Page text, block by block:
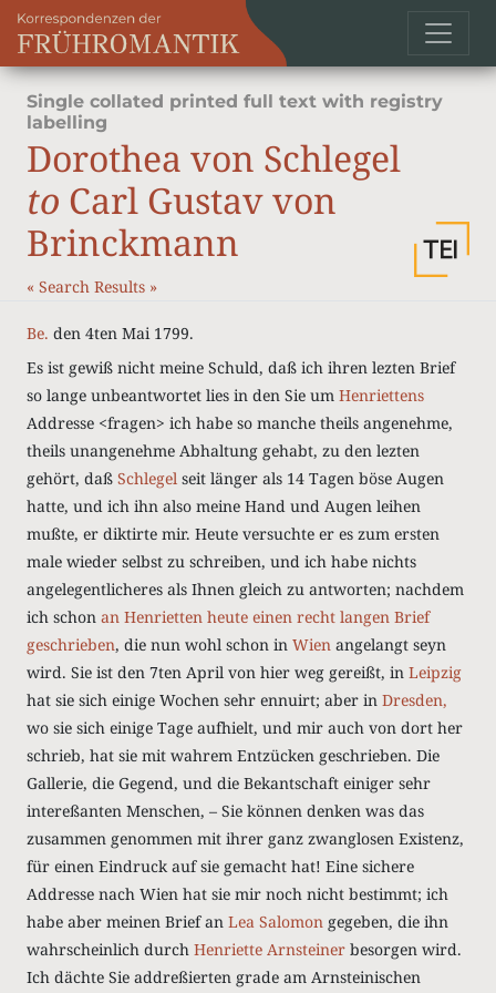
Single collated printed full text with registry
labelling
Dorothea von Schlegel
to Carl Gustav von
Brinckmann
« Search Results »
Be. den 4ten Mai 1799.
Es ist gewiß nicht meine Schuld, daß ich ihren lezten Brief
so lange unbeantwortet lies in den Sie um Henriettens
Addresse <fragen> ich habe so manche theils angenehme,
theils unangenehme Abhaltung gehabt, zu den lezten
gehört, daß Schlegel seit länger als 14 Tagen böse Augen
hatte, und ich ihn also meine Hand und Augen leihen
mußte, er diktirte mir. Heute versuchte er es zum ersten
male wieder selbst zu schreiben, und ich habe nichts
angelegentlicheres als Ihnen gleich zu antworten; nachdem
ich schon an Henrietten heute einen recht langen Brief
geschrieben, die nun wohl schon in Wien angelangt seyn
wird. Sie ist den 7ten April von hier weg gereißt, in Leipzig
hat sie sich einige Wochen sehr ennuirt; aber in Dresden,
wo sie sich einige Tage aufhielt, und mir auch von dort her
schrieb, hat sie mit wahrem Entzücken geschrieben. Die
Gallerie, die Gegend, und die Bekantschaft einiger sehr
intereßanten Menschen, – Sie können denken was das
zusammen genommen mit ihrer ganz zwanglosen Existenz,
für einen Eindruck auf sie gemacht hat! Eine sichere
Addresse nach Wien hat sie mir noch nicht bestimmt; ich
habe aber meinen Brief an Lea Salomon gegeben, die ihn
wahrscheinlich durch Henriette Arnsteiner besorgen wird.
Ich dächte Sie addreßierten grade am Arnsteinischen